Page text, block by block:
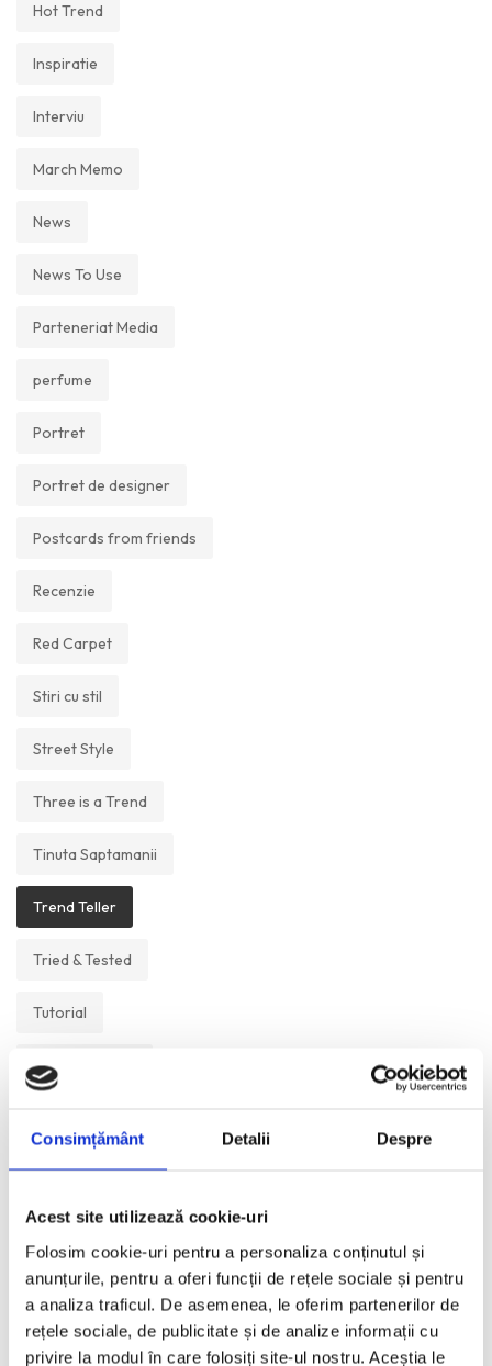
Consimțământ Detalii Despre
Acest site utilizează cookie-uri
Folosim cookie-uri pentru a personaliza conținutul și
anunțurile, pentru a oferi funcții de rețele sociale și pentru
a analiza traficul. De asemenea, le oferim partenerilor de
rețele sociale, de publicitate și de analize informații cu
privire la modul în care folosiți site-ul nostru. Aceștia le
Hot Trend
Inspiratie
Interviu
March Memo
News
News To Use
Parteneriat Media
perfume
Portret
Portret de designer
Postcards from friends
Recenzie
Red Carpet
Stiri cu stil
Street Style
Three is a Trend
Tinuta Saptamanii
Trend Teller
Tried & Tested
Tutorial
Un Muzeu Pe Zi
Visual Postcards
We like
ANI: